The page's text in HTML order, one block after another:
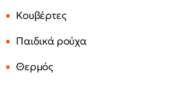
Κουβέρτες
Παιδικά ρούχα
Θερμός